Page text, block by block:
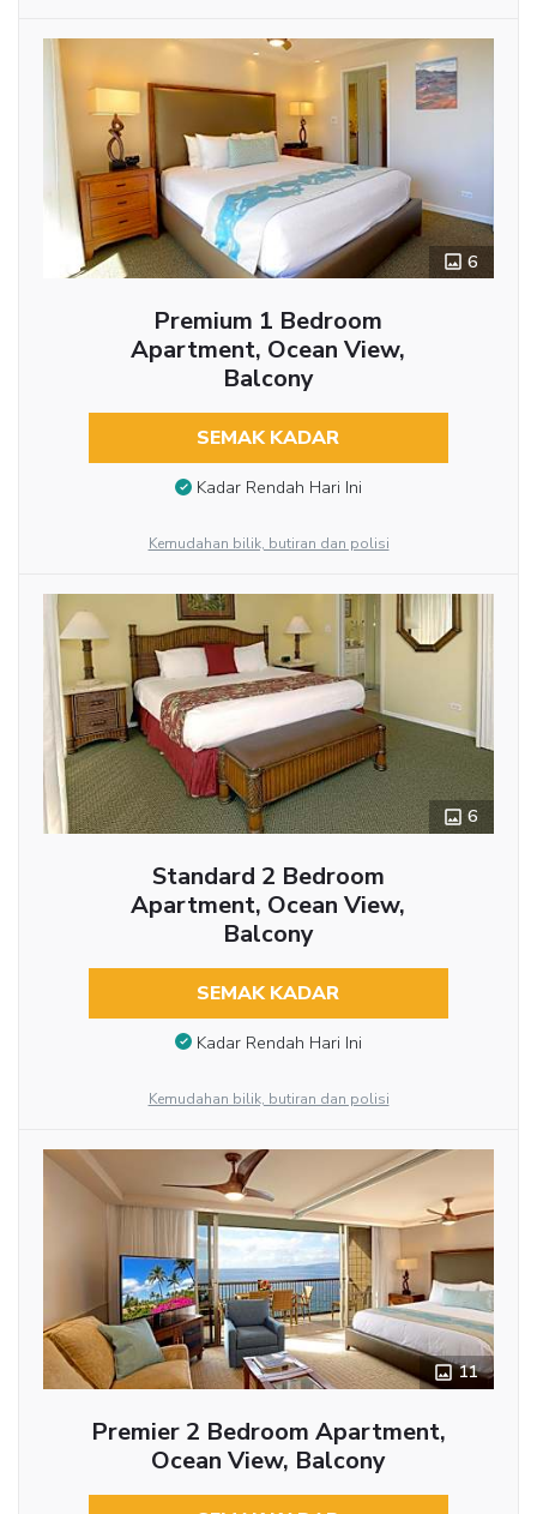
6
Premium 1 Bedroom
Apartment, Ocean View,
Balcony
SEMAK KADAR
Kadar Rendah Hari Ini
Kemudahan bilik, butiran dan polisi
6
Standard 2 Bedroom
Apartment, Ocean View,
Balcony
SEMAK KADAR
Kadar Rendah Hari Ini
Kemudahan bilik, butiran dan polisi
11
Premier 2 Bedroom Apartment,
Ocean View, Balcony